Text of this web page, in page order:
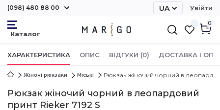
(098) 480 88 00
UA
Увійти
0
ХАРАКТЕРИСТИКА ОПИС ВІДГУКИ (0) ДОСТАВКА І
Жіночі рюкзаки Міські Рюкзак жіночий чорний в
Рюкзак жіночий чорний в леопардовий
принт Rieker 7192 S